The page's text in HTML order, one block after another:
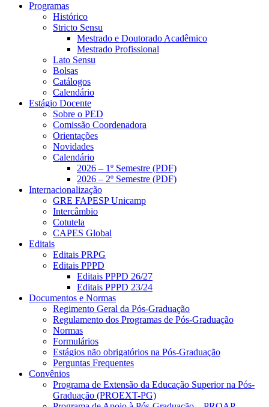
Programas
Histórico
Stricto Sensu
Mestrado e Doutorado Acadêmico
Mestrado Profissional
Lato Sensu
Bolsas
Catálogos
Calendário
Estágio Docente
Sobre o PED
Comissão Coordenadora
Orientações
Novidades
Calendário
2026 – 1º Semestre (PDF)
2026 – 2º Semestre (PDF)
Internacionalização
GRE FAPESP Unicamp
Intercâmbio
Cotutela
CAPES Global
Editais
Editais PRPG
Editais PPPD
Editais PPPD 26/27
Editais PPPD 23/24
Documentos e Normas
Regimento Geral da Pós-Graduação
Regulamento dos Programas de Pós-Graduação
Normas
Formulários
Estágios não obrigatórios na Pós-Graduação
Perguntas Frequentes
Convênios
Programa de Extensão da Educação Superior na Pós-
Graduação (PROEXT-PG)